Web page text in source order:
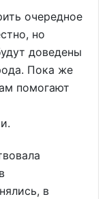
очередное
но
доведены
Пока же
помогают
в